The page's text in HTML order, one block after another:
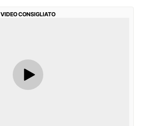
VIDEO CONSIGLIATO